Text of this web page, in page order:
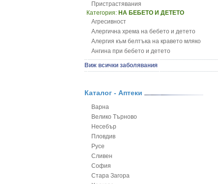
Пристрастявания
Категория: НА БЕБЕТО И ДЕТЕТО
Агресивност
Алергична хрема на бебето и детето
Алергия към белтъка на кравето мляко
Ангина при бебето и детето
Анемия при бебето и детето
Апетит - пълни деца
Безапетитие при бебето и детето
Бронхит и пневмония при деца
Варицела
Висока температура на бебето и детето
Възпаление на ушите на бебето и детето
Глисти
Грижа за пъпа на новороденото
Грип при бебето и детето
Гърч
Виж всички заболявания
Каталог - Аптеки
Варна
Велико Търново
Несебър
Пловдив
Русе
Сливен
София
Стара Загора